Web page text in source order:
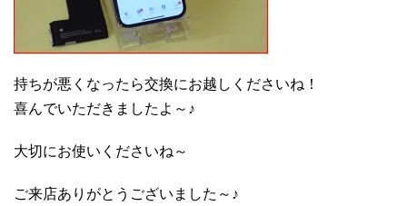
持ちが悪くなったら交換にお越しくださいね！
喜んでいただきましたよ～♪
大切にお使いくださいね～
ご来店ありがとうございました～♪